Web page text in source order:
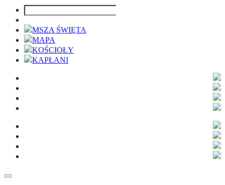
MSZA ŚWIĘTA
MAPA
KOŚCIOŁY
KAPŁANI